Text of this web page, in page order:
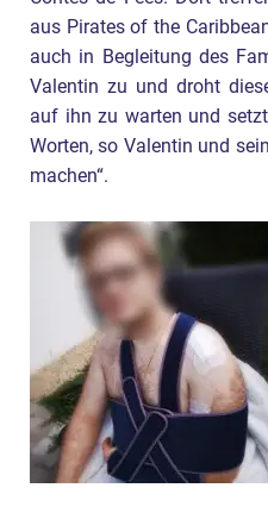
aus Pirates of the
auch in Begleitung des
Valentin zu und droht
auf ihn zu warten und
Worten, so Valentin und
machen“.